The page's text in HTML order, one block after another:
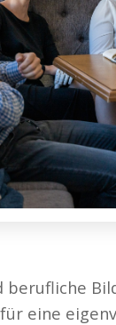
berufliche
eine